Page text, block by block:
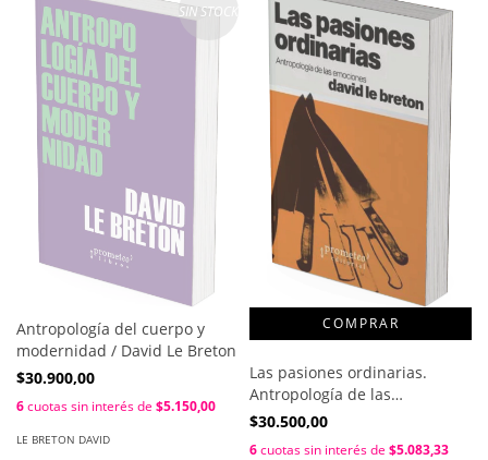
SIN STOCK
Antropología del cuerpo y
modernidad / David Le Breton
$30.900,00
6cuotas sin interés de $5.150,00
LE BRETON DAVID
Las pasiones ordinarias.
Antropología de las
emociones / David Le Breton
$30.500,00
6cuotas sin interés de $5.083,33